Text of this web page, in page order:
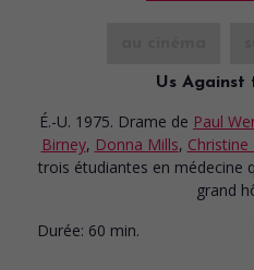
Us Against
É.-U. 1975. Drame de Paul
Birney, Donna Mills,
trois étudiantes en médecine
grand
Durée: 60 min.